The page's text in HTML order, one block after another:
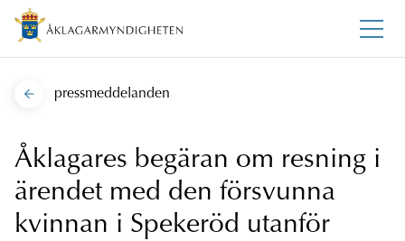
pressmeddelanden
Åklagares begäran om resning i
ärendet med den försvunna
kvinnan i Spekeröd utanför